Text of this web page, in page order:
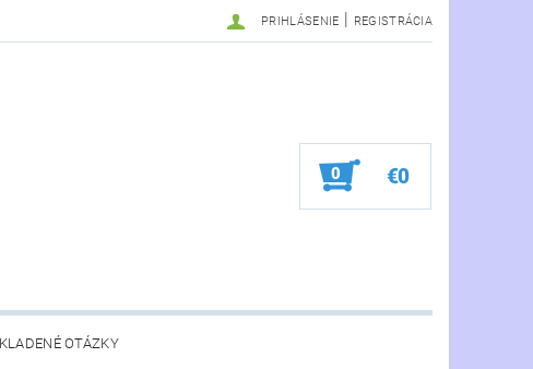
PRIHLÁSENIE | REGISTRÁCIA
0 €0
OTÁZKY